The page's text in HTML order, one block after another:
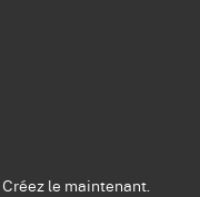
Créez le maintenant.